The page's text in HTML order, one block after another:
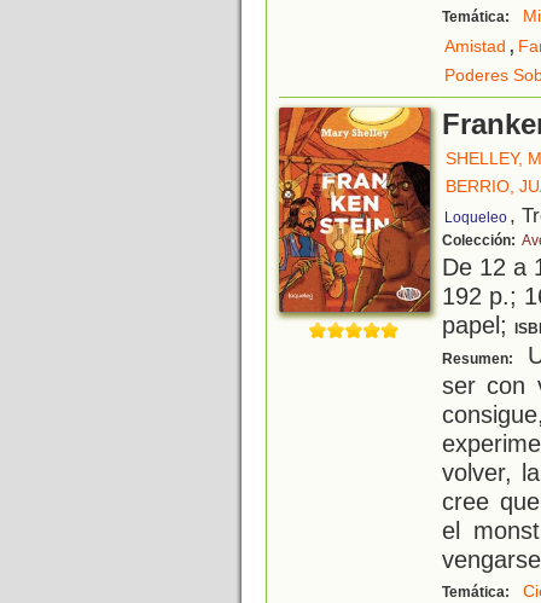
Temática:
Amistad ,
Poderes
SHELLEY,
BERRIO,
Loqueleo ,
Colección:
De 12 a
192 p.;
papel;
Resumen:
ser con
volver,
cree
el
Temática: